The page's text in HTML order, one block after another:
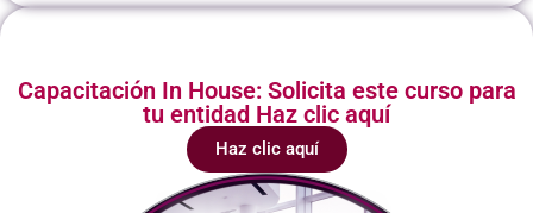
Capacitación In House: Solicita este curso para
tu entidad Haz clic aquí
Haz clic aquí